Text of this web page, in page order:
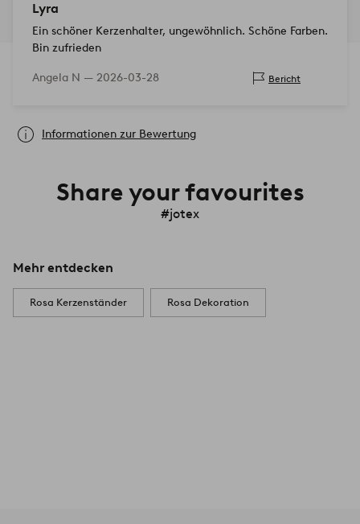
Lyra
Ein schöner Kerzenhalter, ungewöhnlich. Schöne Farben.
Bin zufrieden
Angela N — 2026-03-28 Bericht
Informationen zur Bewertung
Share your favourites
#jotex
Mehr entdecken
Rosa Kerzenständer Rosa Dekoration